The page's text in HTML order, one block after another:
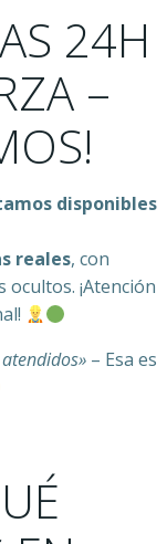
24H
–
disponibles
reales, con
¡Atención
– Esa es